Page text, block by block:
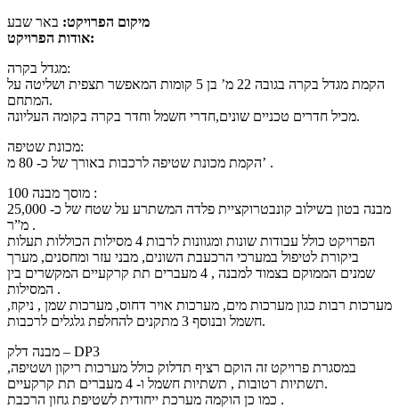
מיקום הפרויקט: באר שבע
אודות הפרויקט:
מגדל בקרה:
הקמת מגדל בקרה בגובה 22 מ’ בן 5 קומות המאפשר תצפית ושליטה על
המתחם.
מכיל חדרים טכניים שונים,חדרי חשמל וחדר בקרה בקומה העליונה.
מכונת שטיפה:
הקמת מכונת שטיפה לרכבות באורך של כ- 80 מ’ .
מוסך מבנה 100 :
מבנה בטון בשילוב קונבטרוקציית פלדה המשתרע על שטח של כ- 25,000
מ”ר .
הפרויקט כולל עבודות שונות ומגוונות לרבות 4 מסילות הכוללות תעלות
ביקורת לטיפול במערכי הרכעבת השונים, מבני עזר ומחסנים, מערך
שמנים הממוקם בצמוד למבנה , 4 מעברים תת קרקעיים המקשרים בין
המסילות .
מערכות רבות כגון מערכות מים, מערכות אויר דחוס, מערכות שמן , ניקוז,
חשמל ובנוסף 3 מתקנים להחלפת גלגלים לרכבות.
מבנה דלק – DP3
במסגרת פרויקט זה הוקם רציף תדלוק כולל מערכות ריקון ושטיפה,
תשתיות רטובות , תשתיות חשמל ו- 4 מעברים תת קרקעיים.
כמו כן הוקמה מערכת ייחודית לשטיפת גחון הרכבת .